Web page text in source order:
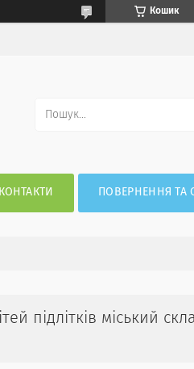
Кошик
КОНТАКТИ ПОВЕРНЕННЯ ТА
підлітків міський